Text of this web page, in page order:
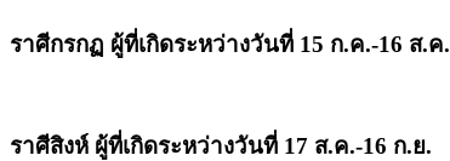
ราศีกรกฏ ผู้ที่เกิดระหว่างวันที่ 15 ก.ค.-16 ส.ค.
ราศีสิงห์ ผู้ที่เกิดระหว่างวันที่ 17 ส.ค.-16 ก.ย.